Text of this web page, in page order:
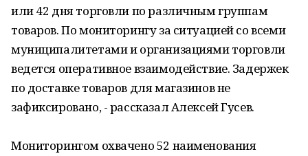
или 42 дня торговли по различным группам
товаров. По мониторингу за ситуацией со всеми
муниципалитетами и организациями торговли
ведется оперативное взаимодействие. Задержек
по доставке товаров для магазинов не
зафиксировано, - рассказал Алексей Гусев.
Мониторингом охвачено 52 наименования